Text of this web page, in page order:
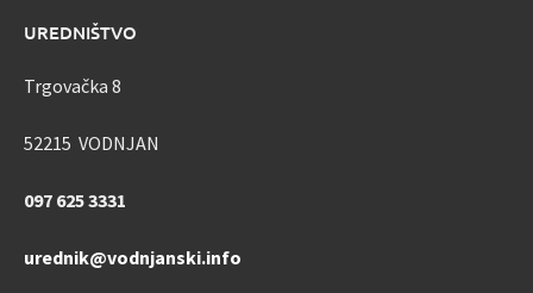
UREDNIŠTVO
Trgovačka 8
52215 VODNJAN
097 625 3331
urednik@vodnjanski.info